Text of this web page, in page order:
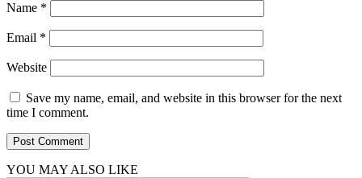
Name *
Email *
Website
Save my name, email, and website in this browser for the next
time I comment.
YOU MAY ALSO LIKE